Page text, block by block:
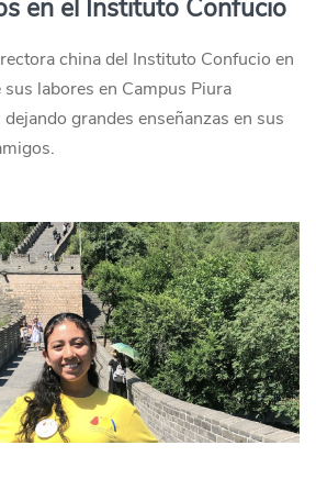
en el Instituto Confucio
china del Instituto Confucio en
sus labores en Campus Piura
grandes enseñanzas en sus